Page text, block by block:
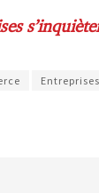
Entreprises